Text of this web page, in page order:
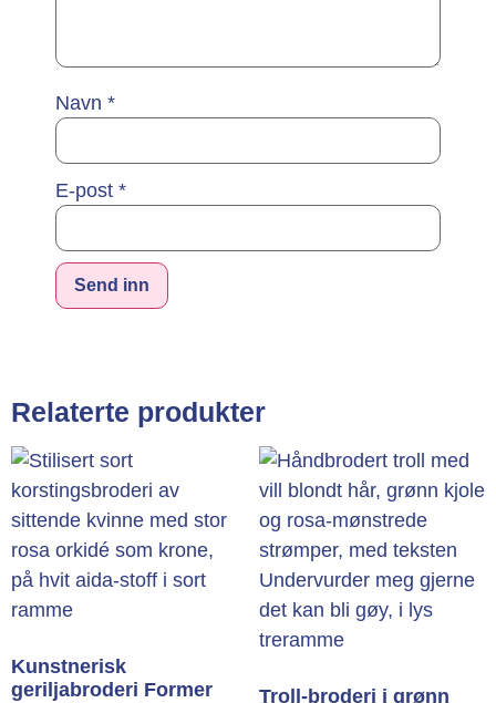
Navn *
E-post *
Relaterte produkter
Kunstnerisk
geriljabroderi Former
Troll-broderi i grønn